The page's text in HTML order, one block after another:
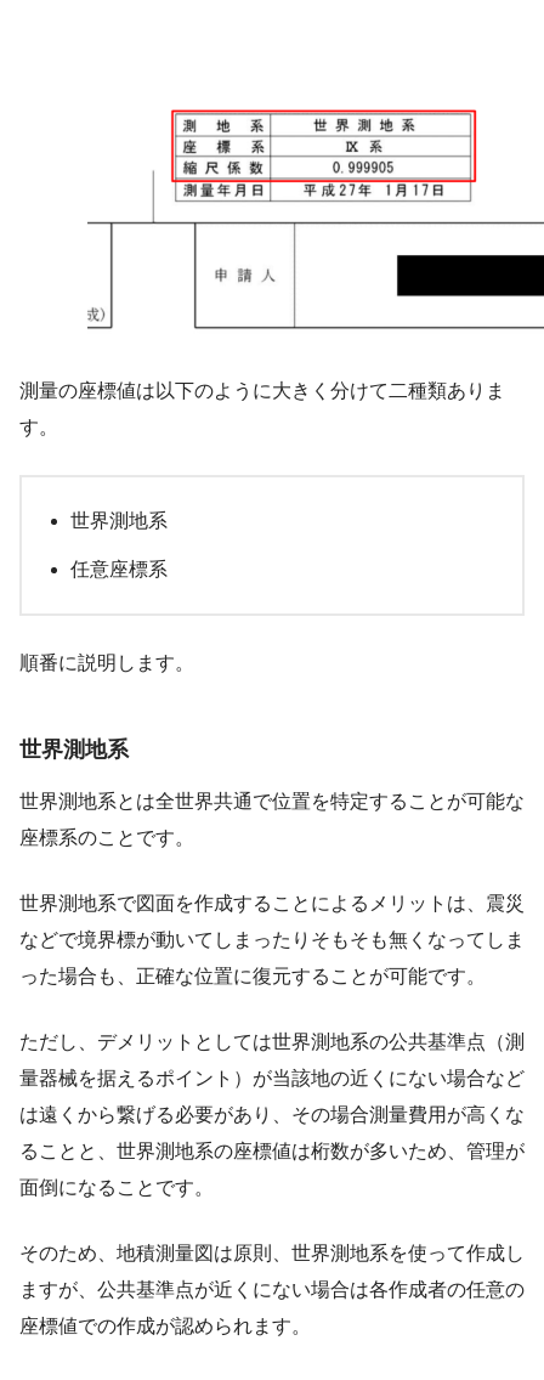
測量の座標値は以下のように大きく分けて二種類ありま
す。
世界測地系
任意座標系
順番に説明します。
世界測地系
世界測地系とは全世界共通で位置を特定することが可能な
座標系のことです。
世界測地系で図面を作成することによるメリットは、震災
などで境界標が動いてしまったりそもそも無くなってしま
った場合も、正確な位置に復元することが可能です。
ただし、デメリットとしては世界測地系の公共基準点（測
量器械を据えるポイント）が当該地の近くにない場合など
は遠くから繋げる必要があり、その場合測量費用が高くな
ることと、世界測地系の座標値は桁数が多いため、管理が
面倒になることです。
そのため、地積測量図は原則、世界測地系を使って作成し
ますが、公共基準点が近くにない場合は各作成者の任意の
座標値での作成が認められます。